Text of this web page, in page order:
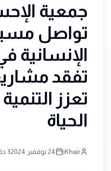
جمعية
تواصل
الإنسانية
تفقد
تعزز
الحياة
iKhair 24 نوفمبر 2024 3 دقيقة قراءة